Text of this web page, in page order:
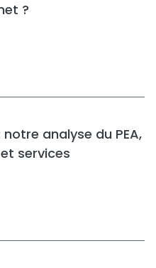
?
analyse du PEA,
services